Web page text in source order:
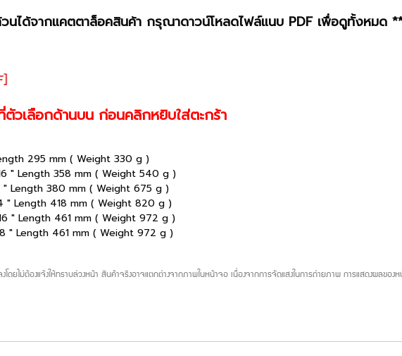
วนได้จากแคตตาล็อคสินค้า กรุณาดาวน์โหลดไฟล์แนบ PDF เพื่อดูทั้งหมด
วเลือกด้านบน ก่อนคลิกหยิบใส่ตะกร้า
295 mm ( Weight 330 g )
" Length 358 mm ( Weight 540 g )
" Length 380 mm ( Weight 675 g )
" Length 418 mm ( Weight 820 g )
" Length 461 mm ( Weight 972 g )
" Length 461 mm ( Weight 972 g )
โดยไม่ต้องแจ้งให้ทราบล่วงหน้า สินค้าจริงอาจแตกต่างจากภาพในหน้าจอ เนื่องจากการจัดแสงในการถ่ายภาพ การแสดงผลขอ